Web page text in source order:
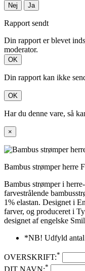
Nej Ja
Rapport sendt
Din rapport er blevet
moderator.
OK
Din rapport kan ikke
OK
Har du denne vare, så
×
Bambus strømper herre
Bambus strømper i
farvestrålende
1% elastan. Designet i
farver, og produceret i
designet af engelske
*NB! Udfyld antal
OVERSKRIFT:*
*